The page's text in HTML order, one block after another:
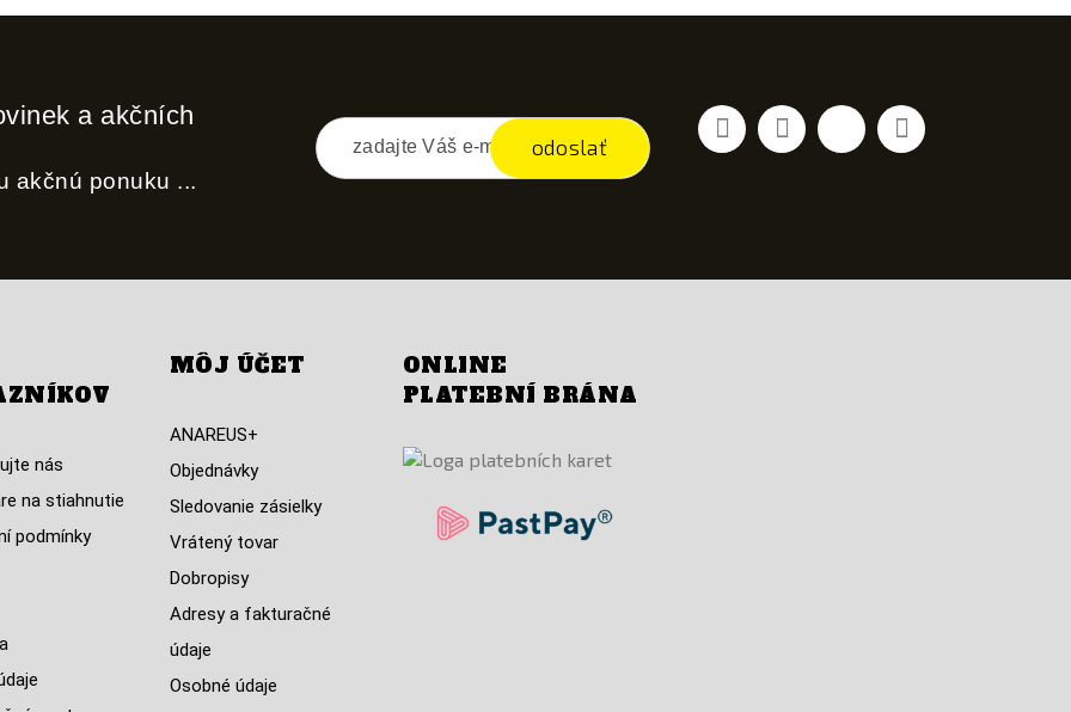
a akčních
akčnú ponuku ...
odoslať
FacebookYoutubeVimeo Instagram
nás
na stiahnutie
podmínky
MÔJ ÚČET
ANAREUS+
Objednávky
Sledovanie zásielky
Vrátený tovar
Dobropisy
Adresy a fakturačné
údaje
Osobné údaje
ONLINE
PLATEBNÍ BRÁNA